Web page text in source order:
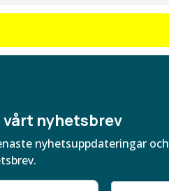
vårt nyhetsbrev
nyhetsuppdateringar och